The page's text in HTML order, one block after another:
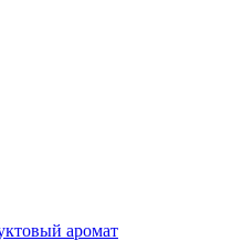
аромат